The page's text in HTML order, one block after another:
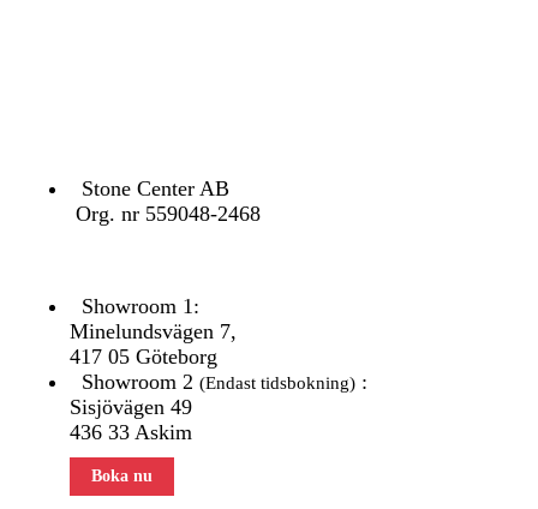
Stone Center AB
Org. nr 559048-2468
Showroom 1:
Minelundsvägen 7,
417 05 Göteborg
Showroom 2 (Endast tidsbokning) :
Sisjövägen 49
436 33 Askim
Boka nu